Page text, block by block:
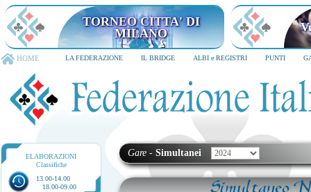
HOME LA FEDERAZIONE IL BRIDGE ALBI e REGISTRI PUNTI
ELABORAZIONI
Classifiche
13.00-14.00
18.00-09.00
Gare - Simultanei
Simultaneo